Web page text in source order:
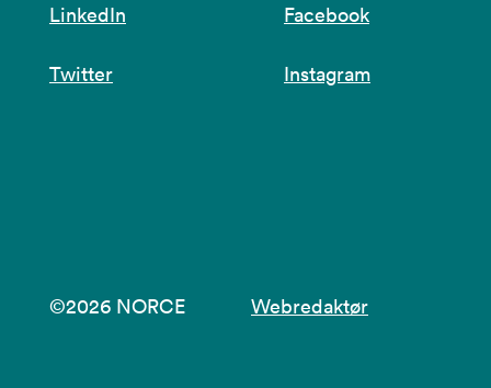
LinkedIn
Facebook
Twitter Instagram
©2026 NORCE Webredaktør